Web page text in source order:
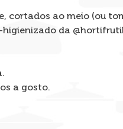
cortados ao meio (ou
da
a gosto.